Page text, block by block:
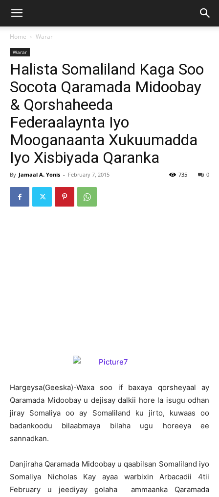
Home Warar
Warar
Halista Somaliland Kaga Soo
Socota Qaramada Midoobay
& Qorshaheeda
Federaalaynta Iyo
Mooganaanta Xukuumadda
Iyo Xisbiyada Qaranka
By Jamaal A. Yonis - February 7, 2015 0
735
Hargeysa(Geeska)-Waxa soo if baxaya qorsheyaal ay
Qaramada Midoobay u dejisay dalkii hore la isugu odhan
jiray Somaliya oo ay Somaliland ku jirto, kuwaas oo
badankoodu bilaabmaya bilaha ugu horeeya ee
sannadkan.
Danjiraha Qaramada Midoobay u qaabilsan Somaliland iyo
Somaliya Nicholas Kay ayaa warbixin Arbacadii 4tii
February u jeediyay golaha ammaanka Qaramada